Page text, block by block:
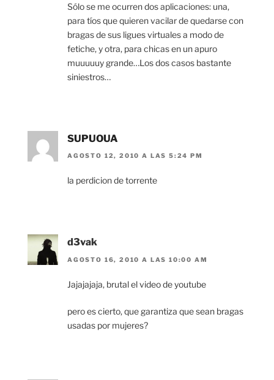
Sólo se me ocurren dos aplicaciones: una,
para tíos que quieren vacilar de quedarse con
bragas de sus ligues virtuales a modo de
fetiche, y otra, para chicas en un apuro
muuuuuy grande…Los dos casos bastante
siniestros…
SUPUOUA
AGOSTO 12, 2010 A LAS 5:24 PM
la perdicion de torrente
d3vak
AGOSTO 16, 2010 A LAS 10:00 AM
Jajajajaja, brutal el video de youtube
pero es cierto, que garantiza que sean bragas
usadas por mujeres?